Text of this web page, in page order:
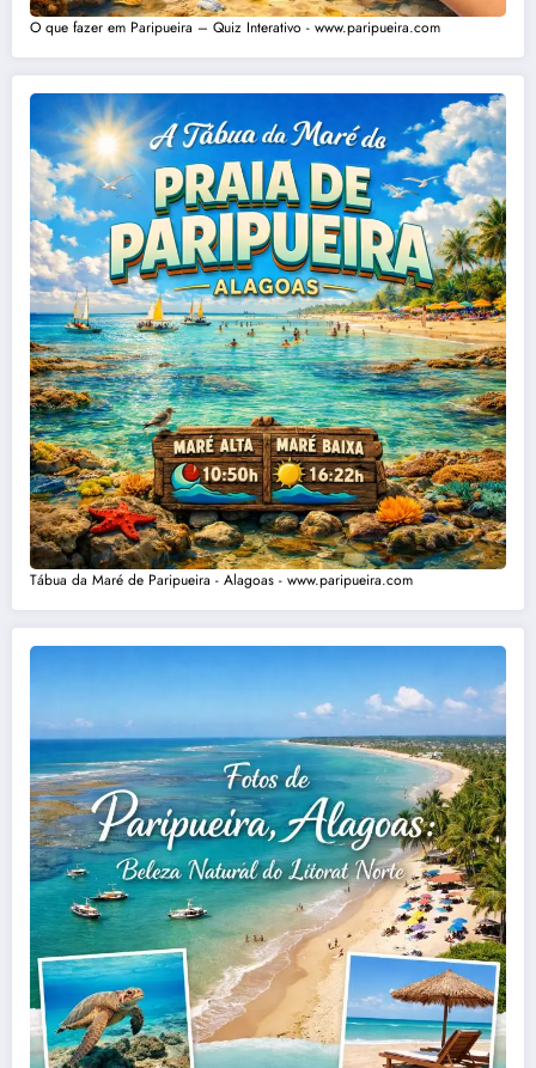
O que fazer em Paripueira – Quiz Interativo - www.paripueira.com
Tábua da Maré de Paripueira - Alagoas - www.paripueira.com